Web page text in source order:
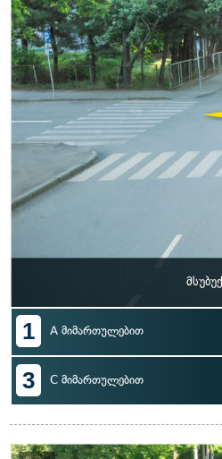
1 A მიმართულებით
3 C მიმართულებით